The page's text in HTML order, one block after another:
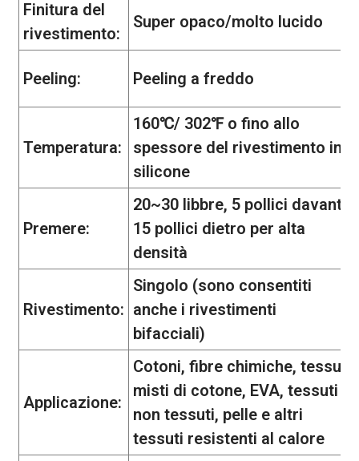
Finitura del
rivestimento:
Super opaco/molto lucido
Peeling: Peeling a freddo
Temperatura:
160℃/ 302℉ o fino allo
spessore del rivestimento in
silicone
Premere:
20~30 libbre, 5 pollici davanti,
15 pollici dietro per alta
densità
Rivestimento:
Singolo (sono consentiti
anche i rivestimenti
bifacciali)
Applicazione:
Cotoni, fibre chimiche, tessuti
misti di cotone, EVA, tessuti
non tessuti, pelle e altri
tessuti resistenti al calore